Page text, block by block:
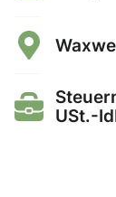
USt.-